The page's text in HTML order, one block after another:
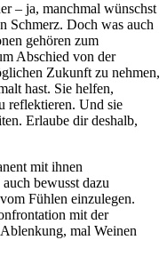
– ja, manchmal wünschst
Schmerz. Doch was auch
gehören zum
Abschied von der
Zukunft zu nehmen,
hast. Sie helfen,
reflektieren. Und sie
Erlaube dir deshalb,
mit ihnen
bewusst dazu
Fühlen einzulegen.
mit der
mal Weinen